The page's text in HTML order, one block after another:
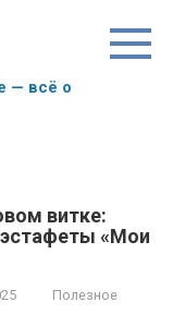
— всё о
витке:
эстафеты «Мои
Полезное